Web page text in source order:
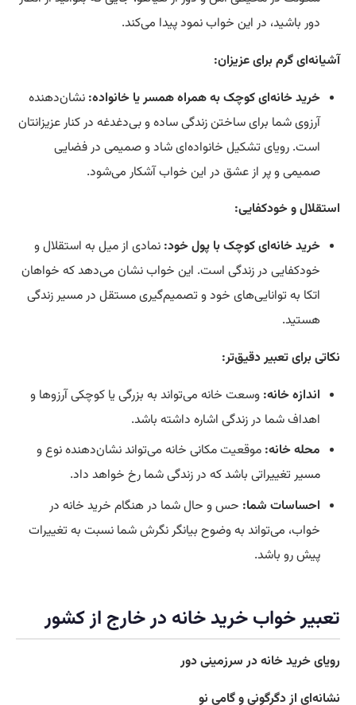
دور باشید، در این خواب نمود پیدا می‌کند.
آشیانه‌ای گرم برای عزیزان:
خرید خانه‌ای کوچک به همراه همسر یا خانواده: نشان‌دهنده
آرزوی شما برای ساختن زندگی ساده و بی‌دغدغه در کنار عزیزانتان
است. رویای تشکیل خانواده‌ای شاد و صمیمی در فضایی
صمیمی و پر از عشق در این خواب آشکار می‌شود.
استقلال و خودکفایی:
خرید خانه‌ای کوچک با پول خود: نمادی از میل به استقلال و
خودکفایی در زندگی است. این خواب نشان می‌دهد که خواهان
اتکا به توانایی‌های خود و تصمیم‌گیری مستقل در مسیر زندگی
هستید.
نکاتی برای تعبیر دقیق‌تر:
اندازه خانه: وسعت خانه می‌تواند به بزرگی یا کوچکی آرزوها و
اهداف شما در زندگی اشاره داشته باشد.
محله خانه: موقعیت مکانی خانه می‌تواند نشان‌دهنده نوع و
مسیر تغییراتی باشد که در زندگی شما رخ خواهد داد.
احساسات شما: حس و حال شما در هنگام خرید خانه در
خواب، می‌تواند به وضوح بیانگر نگرش شما نسبت به تغییرات
پیش رو باشد.
تعبیر خواب خرید خانه در خارج از کشور
رویای خرید خانه در سرزمینی دور
نشانه‌ای از دگرگونی و گامی نو